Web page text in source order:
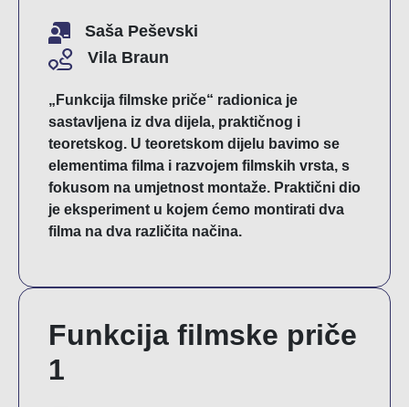
Saša Peševski
Vila Braun
„Funkcija filmske priče“ radionica je
sastavljena iz dva dijela, praktičnog i
teoretskog. U teoretskom dijelu bavimo se
elementima filma i razvojem filmskih vrsta, s
fokusom na umjetnost montaže. Praktični dio
je eksperiment u kojem ćemo montirati dva
filma na dva različita načina.
Funkcija filmske priče
1